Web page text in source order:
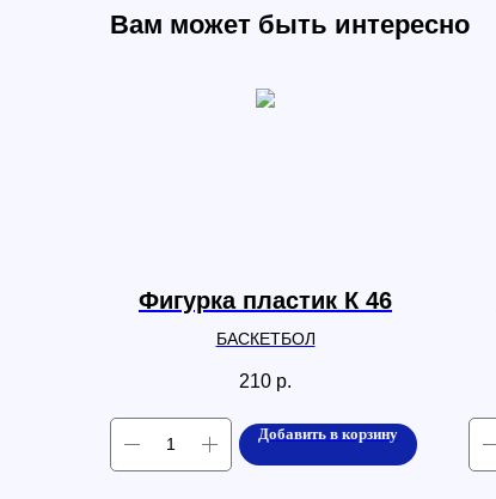
Вам может быть интересно
Фигурка пластик К 46
БАСКЕТБОЛ
210 р.
Добавить в корзину